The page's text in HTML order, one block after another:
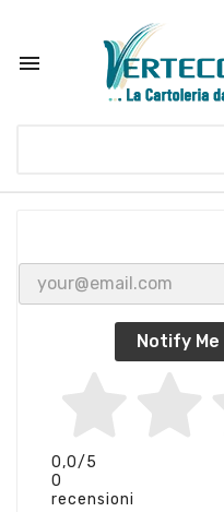

Notify Me
0,0/5
0
recensioni